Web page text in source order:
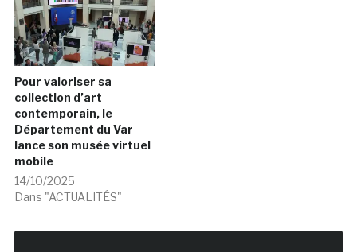
Pour valoriser sa
collection d’art
contemporain, le
Département du Var
lance son musée virtuel
mobile
14/10/2025
Dans "ACTUALITÉS"